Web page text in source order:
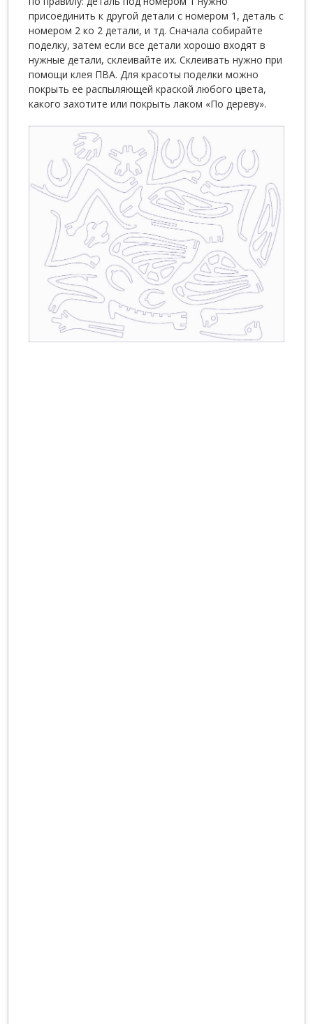
присоединить к другой детали с номером 1, деталь с
номером 2 ко 2 детали, и тд. Сначала собирайте
поделку, затем если все детали хорошо входят в
нужные детали, склеивайте их. Склеивать нужно при
помощи клея ПВА. Для красоты поделки можно
покрыть ее распыляющей краской любого цвета,
какого захотите или покрыть лаком «По дереву».